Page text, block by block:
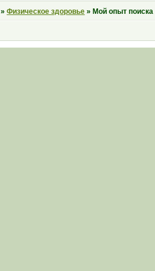
»Физическое здоровье »Мой опыт